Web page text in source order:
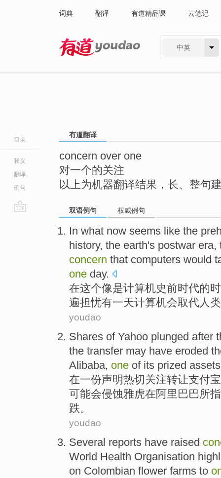
词典 翻译 有道精品课 云笔记
中英
目录
释义
翻译
例句
有道翻译
concern over one
对一个的关注
以上为机器翻译结果，长、整句
双语例句 权威例句
In what now seems like the
history, the earth's postwar era,
concern that computers would
one day.
在这个像是计算机史前时代的
遍担忧有一天计算机会取代人类
youdao
Shares of Yahoo plunged after
the transfer may have eroded
Alibaba, one ofits prized
在一份声明热切关注转让支付
可能会侵蚀雅虎在阿里巴巴所指
跌。
youdao
Several reports have raised
World Health Organisation
on Colombian flower farms to